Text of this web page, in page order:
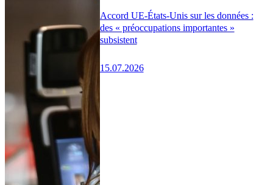
Accord UE-États-Unis sur les données :
des « préoccupations importantes »
subsistent
15.07.2026